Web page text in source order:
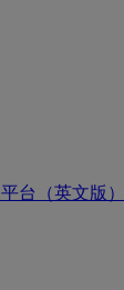
台（英文版）